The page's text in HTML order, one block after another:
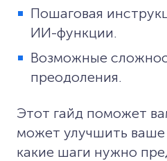
Пошаговая
ИИ-функции.
Возможные
преодоления.
Этот гайд поможет
может улучшить
какие шаги нужно